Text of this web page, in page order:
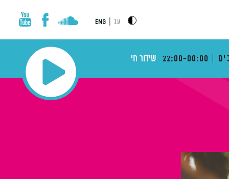
עב ENG
22:00-00:00 שידור חי